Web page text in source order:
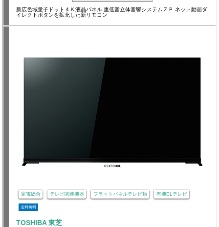
新広色域量子ドット４Ｋ液晶パネル 重低音立体音響システムＺＰ ネット動画ダ
イレクトボタンを拡充した新リモコン
家電総合 テレビ関連機器 フラットパネルテレビ類 有機ELテレビ
送料無料
TOSHIBA 東芝